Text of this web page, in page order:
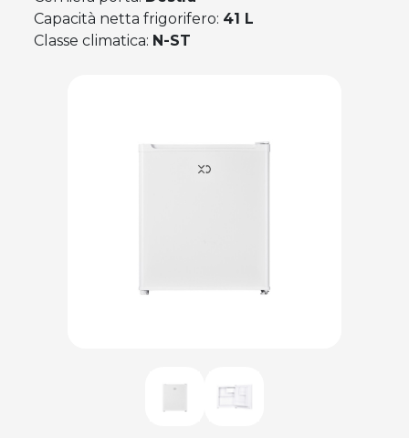
Capacità netta frigorifero: 41 L
Classe climatica: N-ST